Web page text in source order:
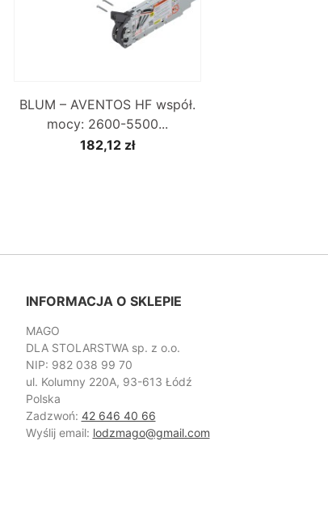
BLUM – AVENTOS HF współ.
mocy: 2600-5500...
182,12 zł
INFORMACJA O SKLEPIE
MAGO
DLA STOLARSTWA sp. z o.o.
NIP: 982 038 99 70
ul. Kolumny 220A, 93-613 Łódź
Polska
Zadzwoń: 42 646 40 66
Wyślij email: lodzmago@gmail.com